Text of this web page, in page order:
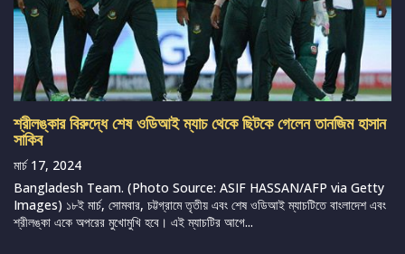
শ্রীলঙ্কার বিরুদ্ধে শেষ ওডিআই ম্যাচ থেকে ছিটকে গেলেন তানজিম হাসান
সাকিব
মার্চ 17, 2024
Bangladesh Team. (Photo Source: ASIF HASSAN/AFP via Getty
Images) ১৮ই মার্চ, সোমবার, চট্টগ্রামে তৃতীয় এবং শেষ ওডিআই ম্যাচটিতে বাংলাদেশ এবং
শ্রীলঙ্কা একে অপরের মুখোমুখি হবে। এই ম্যাচটির আগে...